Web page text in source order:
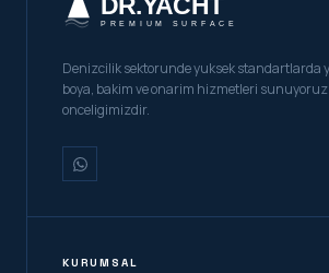
Denizcilik sektorunde yuksek standartlarda
boya, bakim ve onarim hizmetleri
onceligimizdir.
KURUMSAL